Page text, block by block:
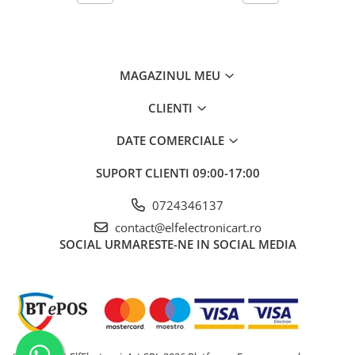
Interval de măsurare al temperaturii
-10...60°C
Interval de masura a Umiditatii
1x/s
Greutate cu baterie
Distanța tipică până la punctul de
Temperatura de stocare
Senzitivitate termica (NETD)
MAGAZINUL MEU
CLIENTI
DATE COMERCIALE
SUPORT CLIENTI 09:00-17:00
0724346137
contact@elfelectronicart.ro
SOCIAL URMARESTE-NE IN SOCIAL MEDIA